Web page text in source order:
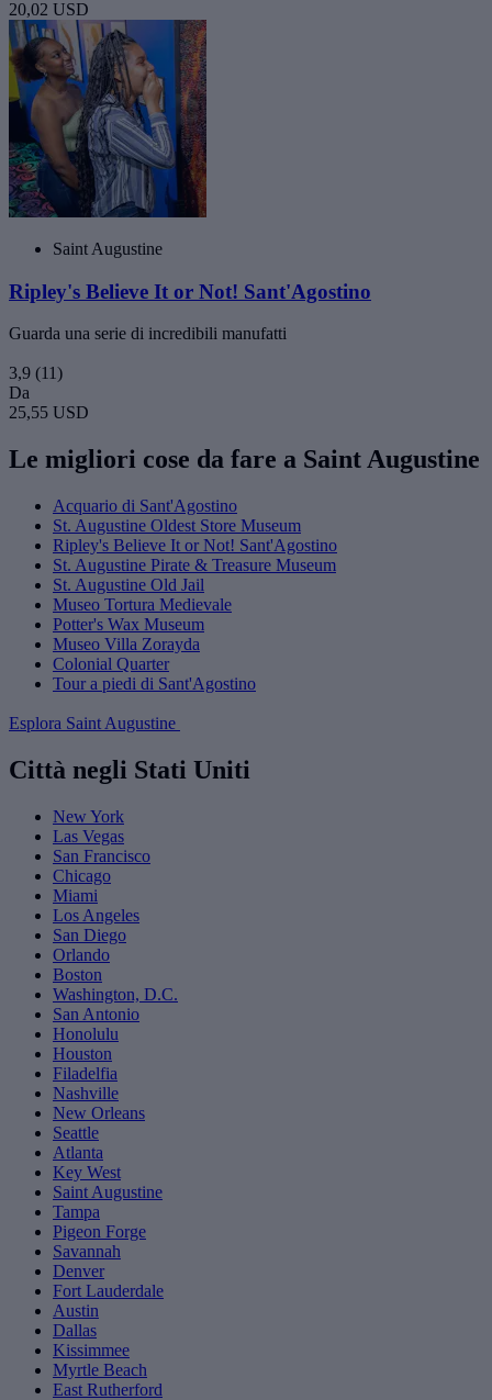
20,02 USD
Saint Augustine
Ripley's Believe It or Not! Sant'Agostino
Guarda una serie di incredibili manufatti
3,9 (11)
Da
25,55 USD
Le migliori cose da fare a Saint Augustine
Acquario di Sant'Agostino
St. Augustine Oldest Store Museum
Ripley's Believe It or Not! Sant'Agostino
St. Augustine Pirate & Treasure Museum
St. Augustine Old Jail
Museo Tortura Medievale
Potter's Wax Museum
Museo Villa Zorayda
Colonial Quarter
Tour a piedi di Sant'Agostino
Esplora Saint Augustine
Città negli Stati Uniti
New York
Las Vegas
San Francisco
Chicago
Miami
Los Angeles
San Diego
Orlando
Boston
Washington, D.C.
San Antonio
Honolulu
Houston
Filadelfia
Nashville
New Orleans
Seattle
Atlanta
Key West
Saint Augustine
Tampa
Pigeon Forge
Savannah
Denver
Fort Lauderdale
Austin
Dallas
Kissimmee
Myrtle Beach
East Rutherford